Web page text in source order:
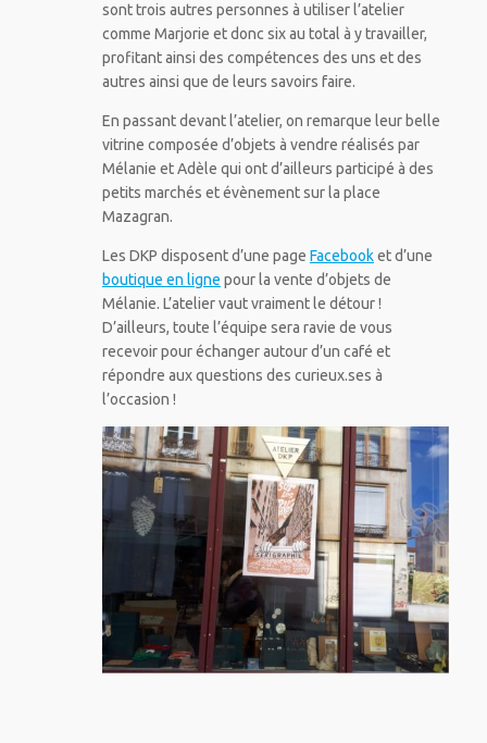
sont trois autres personnes à utiliser l’atelier
comme Marjorie et donc six au total à y travailler,
profitant ainsi des compétences des uns et des
autres ainsi que de leurs savoirs faire.
En passant devant l’atelier, on remarque leur belle
vitrine composée d’objets à vendre réalisés par
Mélanie et Adèle qui ont d’ailleurs participé à des
petits marchés et évènement sur la place
Mazagran.
Les DKP disposent d’une page Facebooket d’une
boutique en ligne pour la vente d’objets de
Mélanie. L’atelier vaut vraiment le détour !
D’ailleurs, toute l’équipe sera ravie de vous
recevoir pour échanger autour d’un café et
répondre aux questions des curieux.ses à
l’occasion !